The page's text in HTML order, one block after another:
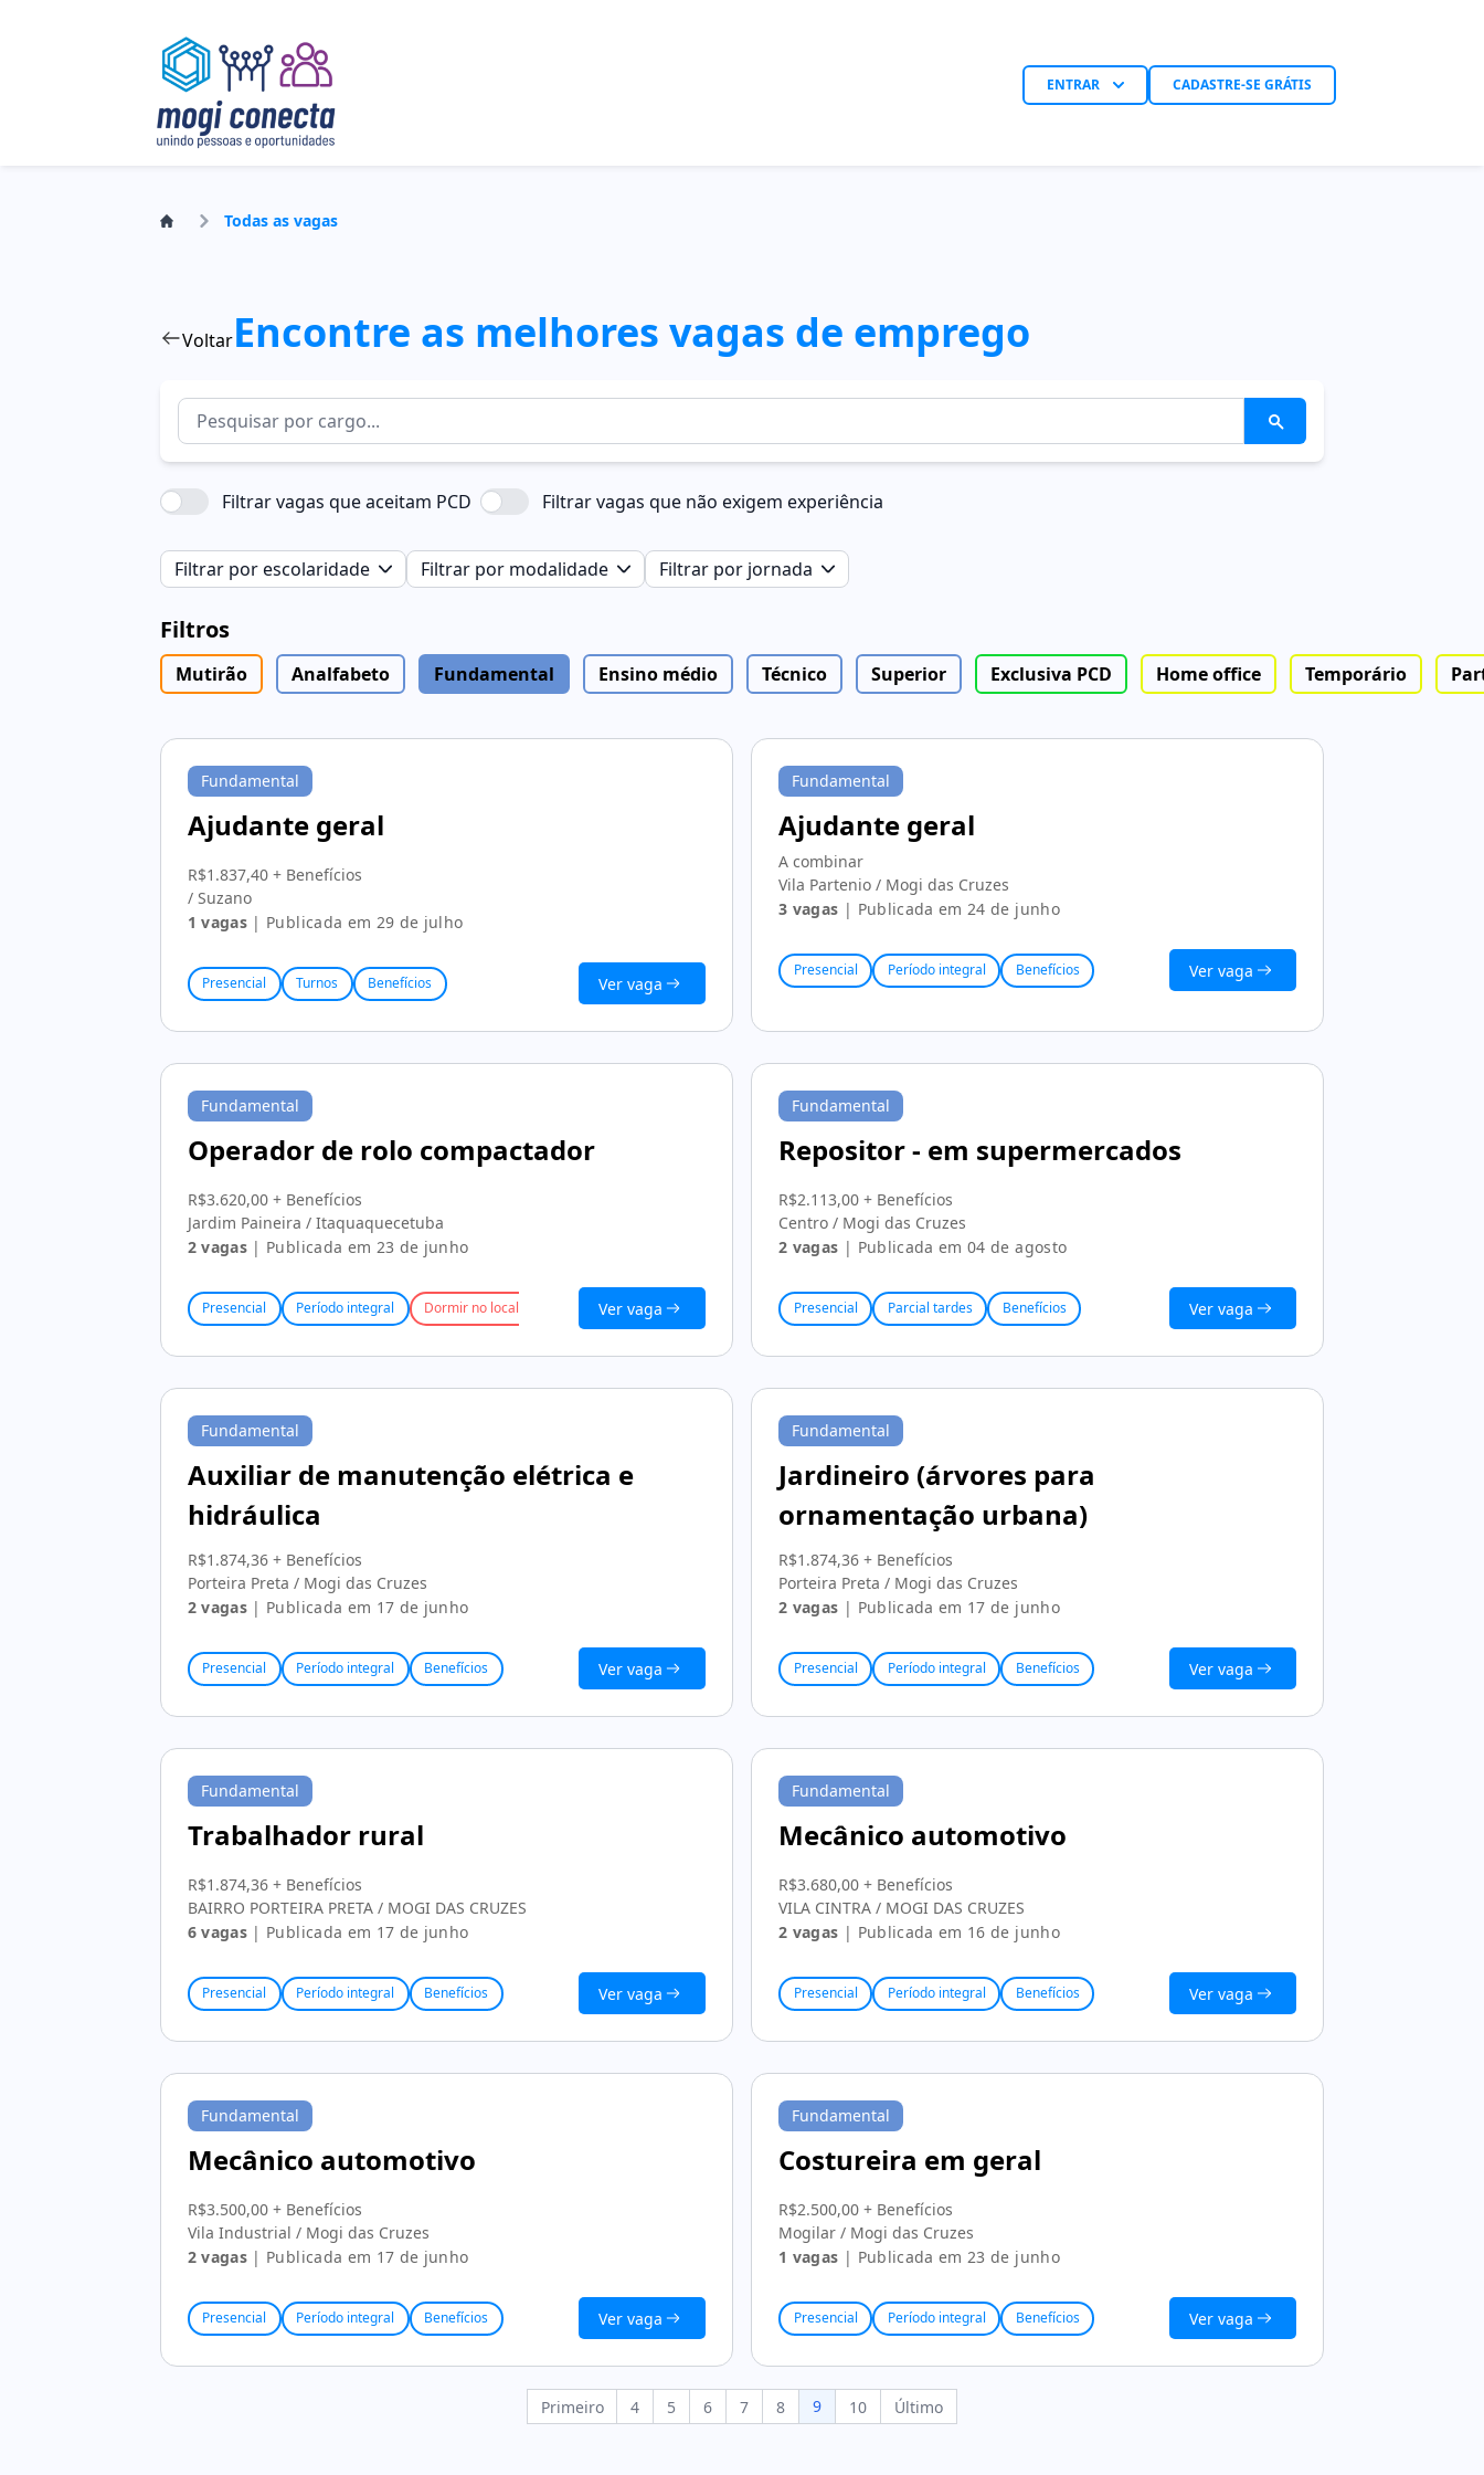
ENTRAR CADASTRE-SE GRÁTIS
Todas as vagas
VoltarEncontre as melhores vagas de emprego
Filtrar vagas que aceitam PCD Filtrar vagas que não exigem experiência
Filtrar por escolaridade Filtrar por modalidade Filtrar por jornada
Filtros
Mutirão Analfabeto Fundamental Ensino médio Técnico Superior Exclusiva PCD Home office Temporário
Fundamental
Ajudante geral
R$1.837,40 + Benefícios
/ Suzano
1 vagas | Publicada em 29 de julho
Presencial Turnos Benefícios Ver vaga
Fundamental
Ajudante geral
A combinar
Vila Partenio / Mogi das Cruzes
3 vagas | Publicada em 24 de junho
Presencial Período integral Benefícios Ver vaga
Fundamental
Operador de rolo compactador
R$3.620,00 + Benefícios
Jardim Paineira / Itaquaquecetuba
2 vagas | Publicada em 23 de junho
Presencial Período integral Dormir no local BenefíciosVer vaga
Fundamental
Repositor - em supermercados
R$2.113,00 + Benefícios
Centro / Mogi das Cruzes
2 vagas | Publicada em 04 de agosto
Presencial Parcial tardes Benefícios Ver vaga
Fundamental
Auxiliar de manutenção elétrica e
hidráulica
R$1.874,36 + Benefícios
Porteira Preta / Mogi das Cruzes
2 vagas | Publicada em 17 de junho
Presencial Período integral Benefícios Ver vaga
Fundamental
Jardineiro (árvores para
ornamentação urbana)
R$1.874,36 + Benefícios
Porteira Preta / Mogi das Cruzes
2 vagas | Publicada em 17 de junho
Presencial Período integral Benefícios Ver vaga
Fundamental
Trabalhador rural
R$1.874,36 + Benefícios
BAIRRO PORTEIRA PRETA / MOGI DAS CRUZES
6 vagas | Publicada em 17 de junho
Presencial Período integral Benefícios Ver vaga
Fundamental
Mecânico automotivo
R$3.680,00 + Benefícios
VILA CINTRA / MOGI DAS CRUZES
2 vagas | Publicada em 16 de junho
Presencial Período integral Benefícios Ver vaga
Fundamental
Mecânico automotivo
R$3.500,00 + Benefícios
Vila Industrial / Mogi das Cruzes
2 vagas | Publicada em 17 de junho
Presencial Período integral Benefícios Ver vaga
Fundamental
Costureira em geral
R$2.500,00 + Benefícios
Mogilar / Mogi das Cruzes
1 vagas | Publicada em 23 de junho
Presencial Período integral Benefícios Ver vaga
Primeiro 4 5 6 7 8 9 10 Último